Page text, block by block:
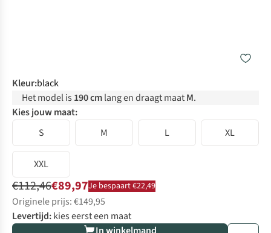
Kleur:black
Het model is 190 cmlang en draagt maatM.
Kies jouw maat:
S
M L XL
XXL
€112,46€89,97Je bespaart €22,49
Originele prijs: €149,95
Levertijd:kies eerst een maat